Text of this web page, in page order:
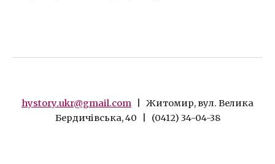
hystory.ukr@gmail.com | Житомир, вул. Велика
Бердичівська, 40 | (0412) 34-04-38